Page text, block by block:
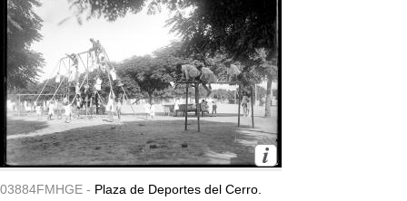
03884FMHGE - Plaza de Deportes del Cerro.